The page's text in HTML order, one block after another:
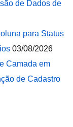
de Dados de
para Status
03/08/2026
Camada em
de Cadastro